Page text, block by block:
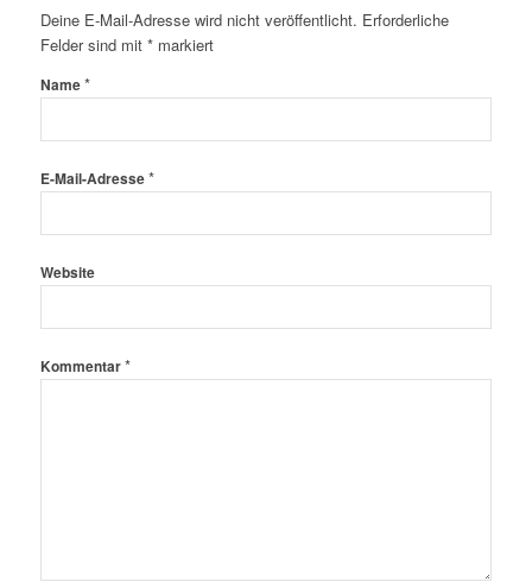
Deine E-Mail-Adresse wird nicht veröffentlicht. Erforderliche
Felder sind mit *markiert
Name*
E-Mail-Adresse*
Website
Kommentar*